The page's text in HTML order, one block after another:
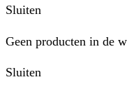
Sluiten
Geen producten in de
Sluiten